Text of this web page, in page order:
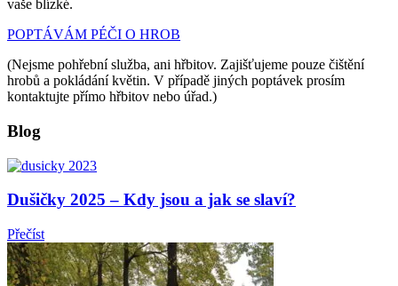
vaše blízké.
POPTÁVÁM PÉČI O HROB
(Nejsme pohřební služba, ani hřbitov. Zajišťujeme pouze čištění
hrobů a pokládání květin. V případě jiných poptávek prosím
kontaktujte přímo hřbitov nebo úřad.)
Blog
Dušičky 2025 – Kdy jsou a jak se slaví?
Přečíst